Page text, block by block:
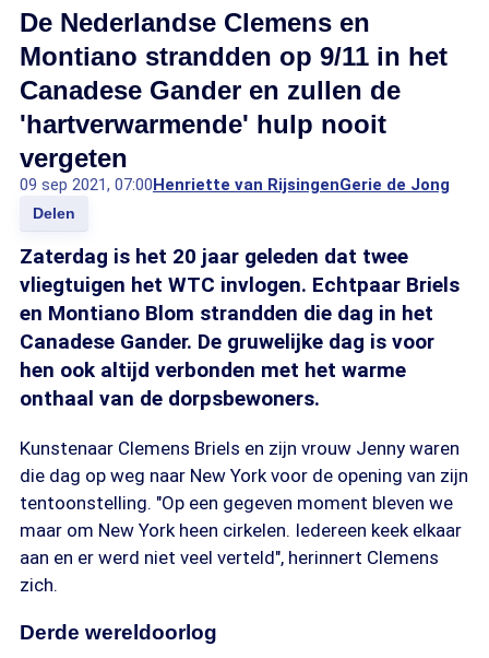
De Nederlandse Clemens en
Montiano strandden op 9/11 in het
Canadese Gander en zullen de
'hartverwarmende' hulp nooit
vergeten
09 sep 2021, 07:00Henriette van RijsingenGerie de Jong
Delen
Zaterdag is het 20 jaar geleden dat twee
vliegtuigen het WTC invlogen. Echtpaar Briels
en Montiano Blom strandden die dag in het
Canadese Gander. De gruwelijke dag is voor
hen ook altijd verbonden met het warme
onthaal van de dorpsbewoners.
Kunstenaar Clemens Briels en zijn vrouw Jenny waren
die dag op weg naar New York voor de opening van zijn
tentoonstelling. "Op een gegeven moment bleven we
maar om New York heen cirkelen. Iedereen keek elkaar
aan en er werd niet veel verteld", herinnert Clemens
zich.
Derde wereldoorlog